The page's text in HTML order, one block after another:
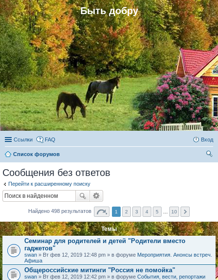
Быть добру
Ссылки FAQ Вход
Список форумов
Сообщения без ответов
Перейти к расширенному поиску
Найдено 498 результатов 1 2 3 4 5 10
Темы
Семинар для родителей и детей "Родители вместо
гаджетов"
swan » Вт фев 12, 2019 12:48 pm » в форуме Мероприятия. Анонсы встреч.
Афиша
Общероссийские митинги "Россия не помойка"
swan » Вт фев 12, 2019 12:42 pm » в форуме События, вести, репортажи